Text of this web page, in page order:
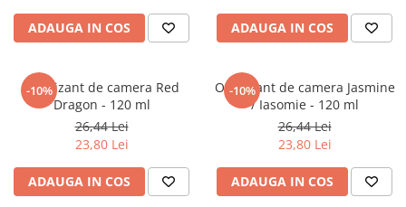
Instrumente de scris
Seturi birotica
Articole scolare
Caiete si Carnetele scolare
Coperti, Mape, Etichete
Ghiozdane si Penare scolare
ADAUGA IN COS ADAUGA IN COS
-10%
Odorizant de camera Red
Dragon - 120 ml
26,44 Lei
23,80 Lei
ADAUGA IN COS
-10%
Odorizant de camera Jasmine
/ Iasomie - 120 ml
26,44 Lei
23,80 Lei
ADAUGA IN COS